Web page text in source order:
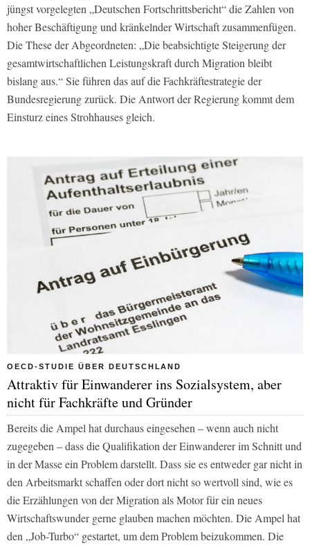
jüngst vorgelegten „Deutschen Fortschrittsbericht“ die Zahlen von
hoher Beschäftigung und kränkelnder Wirtschaft zusammenfügen.
Die These der Abgeordneten: „Die beabsichtigte Steigerung der
gesamtwirtschaftlichen Leistungskraft durch Migration bleibt
bislang aus.“ Sie führen das auf die Fachkräftestrategie der
Bundesregierung zurück. Die Antwort der Regierung kommt dem
Einsturz eines Strohhauses gleich.
OECD-STUDIE ÜBER DEUTSCHLAND
Attraktiv für Einwanderer ins Sozialsystem, aber
nicht für Fachkräfte und Gründer
Bereits die Ampel hat durchaus eingesehen – wenn auch nicht
zugegeben – dass die Qualifikation der Einwanderer im Schnitt und
in der Masse ein Problem darstellt. Dass sie es entweder gar nicht in
den Arbeitsmarkt schaffen oder dort nicht so wertvoll sind, wie es
die Erzählungen von der Migration als Motor für ein neues
Wirtschaftswunder gerne glauben machen möchten. Die Ampel hat
den „Job-Turbo“ gestartet, um dem Problem beizukommen. Die